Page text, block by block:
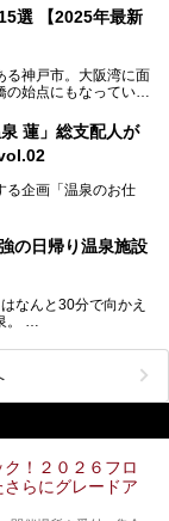
く、歩いて回るのに
にもおすすめです。
やご当地グルメなどを
紹介しているので、ぜ
選 【2025年最新
る神戸市。大阪湾に面
始点にもなっていま
ーバーランドなど、
戸市といえば何とい
できる健康ランドや
んな希望に沿う施設
蓮」総支配人が
る企画「温泉のお仕
宿泊賞」に輝いた
した！
の日帰り温泉施設
なんと30分で向かえ
。
工のの炭酸泉まで楽し
設です。
数々を紹介します！
！２０２６フロ
らにグレードア